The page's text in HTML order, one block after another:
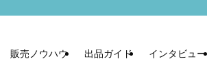
販売ノウハウ 出品ガイド インタビュー